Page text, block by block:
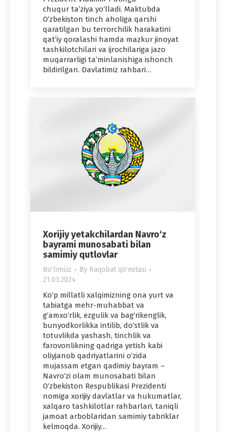
chuqur ta’ziya yo‘lladi. Maktubda
O‘zbekiston tinch aholiga qarshi
qaratilgan bu terrorchilik harakatini
qat’iy qoralashi hamda mazkur jinoyat
tashkilotchilari va ijrochilariga jazo
muqarrarligi ta’minlanishiga ishonch
bildirilgan. Davlatimiz rahbari…
Xorijiy yetakchilardan Navro‘z
bayrami munosabati bilan
samimiy qutlovlar
Bo'limsiz By Raqobat qo'mitasi
21.03.2024
Ko‘p millatli xalqimizning ona yurt va
tabiatga mehr-muhabbat va
g‘amxo‘rlik, ezgulik va bag‘rikenglik,
bunyodkorlikka intilib, do‘stlik va
totuvlikda yashash, tinchlik va
farovonlikning qadriga yetish kabi
oliyjanob qadriyatlarini o‘zida
mujassam etgan qadimiy bayram –
Navro‘zi olam munosabati bilan
O‘zbekiston Respublikasi Prezidenti
nomiga xorijiy davlatlar va hukumatlar,
xalqaro tashkilotlar rahbarlari, taniqli
jamoat arboblaridan samimiy tabriklar
kelmoqda. Xorijiy…